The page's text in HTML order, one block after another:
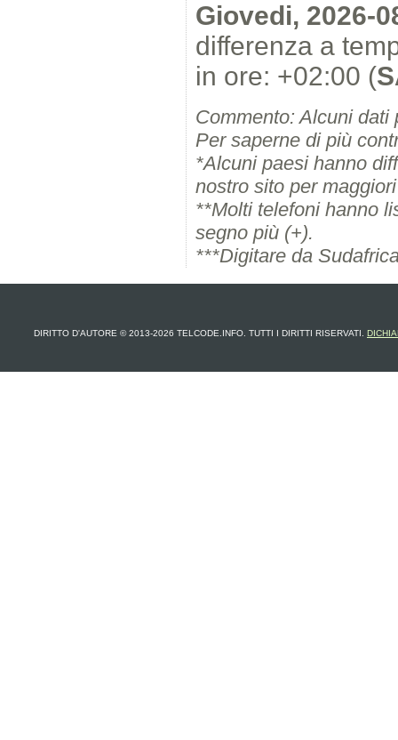
Giovedi, 2026-
differenza a
in ore: +02:00 (
Commento: Alcuni dati
Per saperne di più
*Alcuni paesi hanno
nostro sito per
**Molti telefoni hanno
segno più (+).
***Digitare da
DIRITTO D'AUTORE © 2013-2026 TELCODE.INFO. TUTTI I DIRITTI RISERVATI.